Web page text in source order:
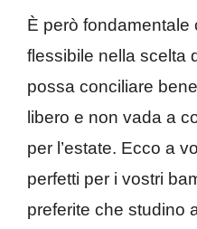
È però fondamentale
flessibile nella scelta
possa conciliare
libero e non vada a
per l’estate. Ecco a
perfetti per i vostri
preferite che studino